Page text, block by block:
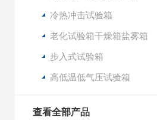
冷热冲击试验箱
老化试验箱干燥箱盐雾箱
步入式试验箱
高低温低气压试验箱
查看全部产品